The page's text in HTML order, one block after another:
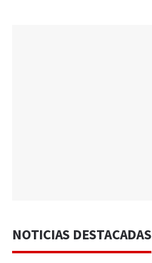
NOTICIAS DESTACADAS